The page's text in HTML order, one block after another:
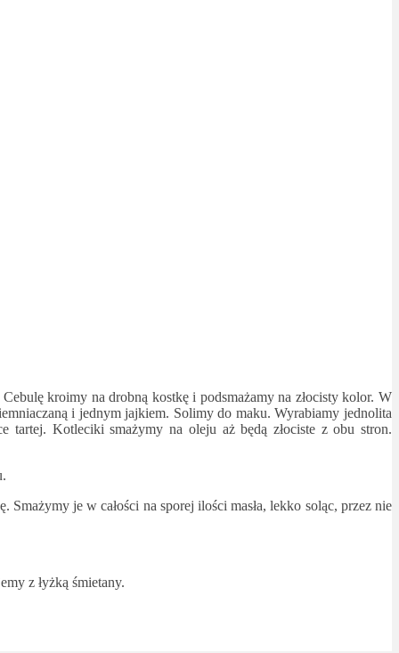
kroimy na drobną kostkę i podsmażamy na złocisty kolor. W
i jednym jajkiem. Solimy do maku. Wyrabiamy jednolita
tartej. Kotleciki smażymy na oleju aż będą złociste z obu stron.
je w całości na sporej ilości masła, lekko soląc, przez nie
z łyżką śmietany.